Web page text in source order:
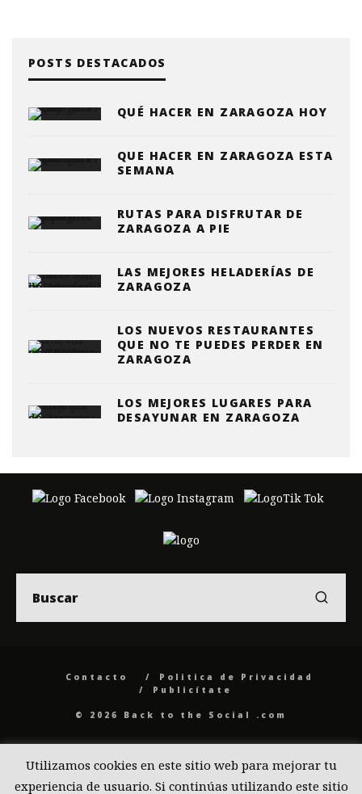
POSTS DESTACADOS
QUÉ HACER EN ZARAGOZA HOY
QUE HACER EN ZARAGOZA ESTA
SEMANA
RUTAS PARA DISFRUTAR DE
ZARAGOZA A PIE
LAS MEJORES HELADERÍAS DE
ZARAGOZA
LOS NUEVOS RESTAURANTES
QUE NO TE PUEDES PERDER EN
ZARAGOZA
LOS MEJORES LUGARES PARA
DESAYUNAR EN ZARAGOZA
Contacto
Politica de Privacidad
Publicítate
© 2026 Back to the Social .com
Utilizamos cookies en este sitio web para mejorar tu
experiencia de usuario. Si continúas utilizando este sitio